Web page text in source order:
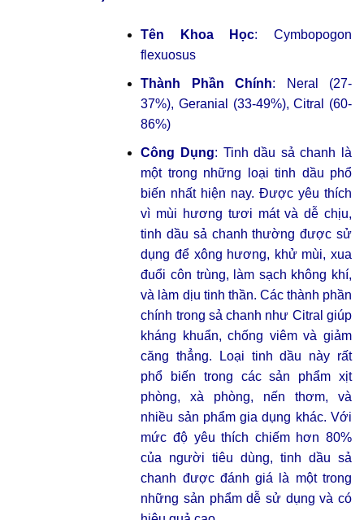
Tên Khoa Học: Cymbopogon
flexuosus
Thành Phần Chính: Neral (27-
37%), Geranial (33-49%), Citral (60-
86%)
Công Dụng: Tinh dầu sả chanh là
một trong những loại tinh dầu phổ
biến nhất hiện nay. Được yêu thích
vì mùi hương tươi mát và dễ chịu,
tinh dầu sả chanh thường được sử
dụng để xông hương, khử mùi, xua
đuổi côn trùng, làm sạch không khí,
và làm dịu tinh thần. Các thành phần
chính trong sả chanh như Citral giúp
kháng khuẩn, chống viêm và giảm
căng thẳng. Loại tinh dầu này rất
phổ biến trong các sản phẩm xịt
phòng, xà phòng, nến thơm, và
nhiều sản phẩm gia dụng khác. Với
mức độ yêu thích chiếm hơn 80%
của người tiêu dùng, tinh dầu sả
chanh được đánh giá là một trong
những sản phẩm dễ sử dụng và có